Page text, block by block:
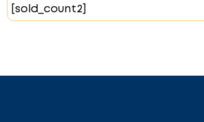
nhẹ nhàng xoa lên tóc và
[sold_count2]